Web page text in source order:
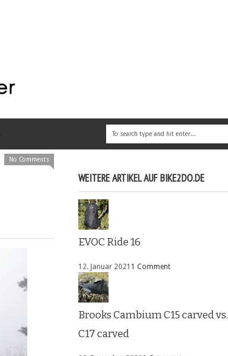
No Comments
WEITERE ARTIKEL AUF BIKE2DO.DE
EVOC Ride 16
12. Januar 2021 1 Comment
Brooks Cambium C15 carved vs.
C17 carved